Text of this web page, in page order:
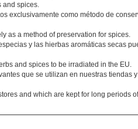
and spices.
exclusivamente como método de
as a method of preservation for spices.
y las hierbas aromáticas secas
and spices to be irradiated in the EU.
que se utilizan en nuestras tiendas
and which are kept for long periods